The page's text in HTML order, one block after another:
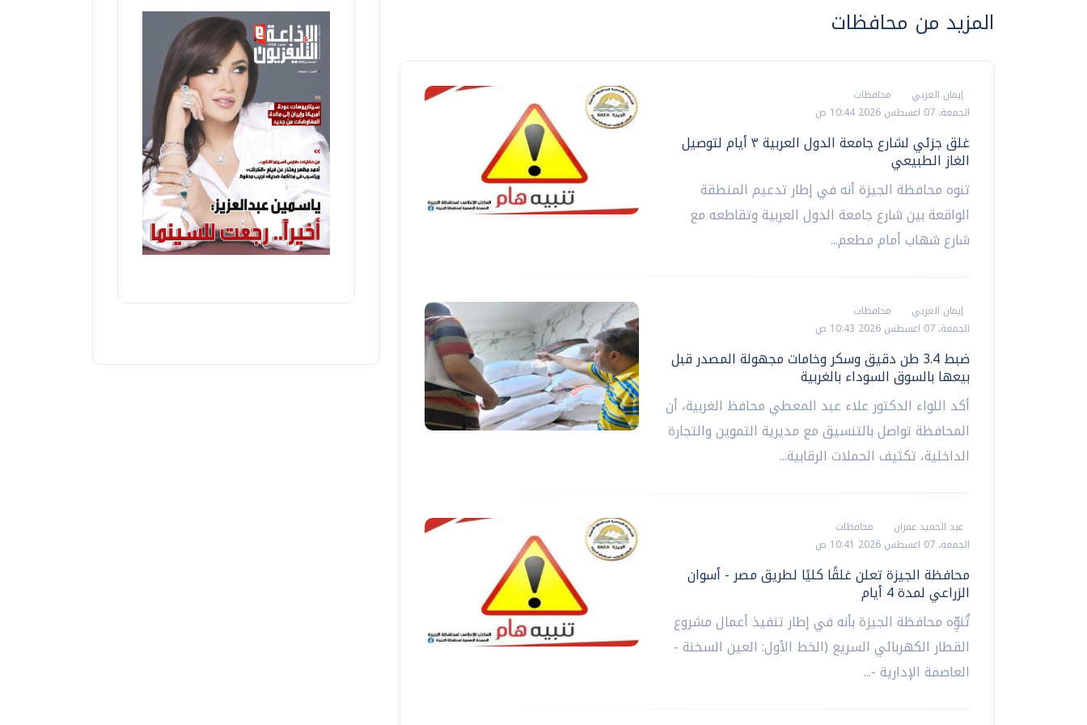
المزيد من محافظات
إيمان العربي
محافظات
الجمعة، 07 اغسطس 2026 10:44 ص
غلق جزئي لشارع جامعة الدول العربية ٣ أيام لتوصيل
الغاز الطبيعي
تنوه محافظة الجيزة أنه في إطار تدعيم المنطقة
الواقعة بين شارع جامعة الدول العربية وتقاطعه مع
شارع شهاب أمام مطعم...
إيمان العربي
محافظات
الجمعة، 07 اغسطس 2026 10:43 ص
ضبط 3.4 طن دقيق وسكر وخامات مجهولة المصدر قبل
بيعها بالسوق السوداء بالغربية
أكد اللواء الدكتور علاء عبد المعطي محافظ الغربية، أن
المحافظة تواصل بالتنسيق مع مديرية التموين والتجارة
الداخلية، تكثيف الحملات الرقابية...
عبد الحميد عمران
محافظات
الجمعة، 07 اغسطس 2026 10:41 ص
محافظة الجيزة تعلن غلقًا كليًا لطريق مصر - أسوان
الزراعي لمدة 4 أيام
تُنوِّه محافظة الجيزة بأنه في إطار تنفيذ أعمال مشروع
القطار الكهربائي السريع (الخط الأول: العين السخنة -
العاصمة الإدارية -...